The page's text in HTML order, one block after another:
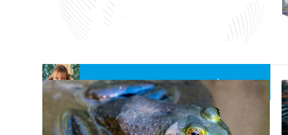
Belén Valdehita